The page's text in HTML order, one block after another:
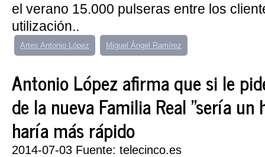
el verano 15.000 pulseras entre los
utilización..
Artes Antonio López Miguel Ángel Ramírez
Antonio López afirma que si le
de la nueva Familia Real "sería un
haría más rápido
2014-07-03 Fuente: telecinco.es